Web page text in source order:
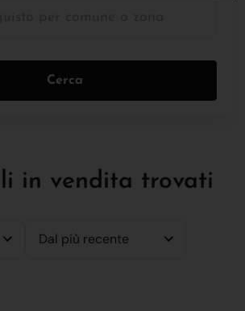
Cerca
in vendita trovati
Dal più recente